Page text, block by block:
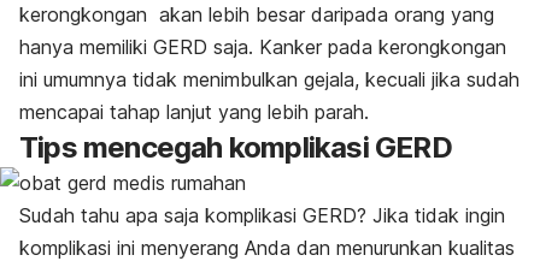
kerongkongan akan lebih besar daripada orang yang
hanya memiliki GERD saja. Kanker pada kerongkongan
ini umumnya tidak menimbulkan gejala, kecuali jika sudah
mencapai tahap lanjut yang lebih parah.
Tips mencegah komplikasi GERD
Sudah tahu apa saja komplikasi GERD? Jika tidak ingin
komplikasi ini menyerang Anda dan menurunkan kualitas